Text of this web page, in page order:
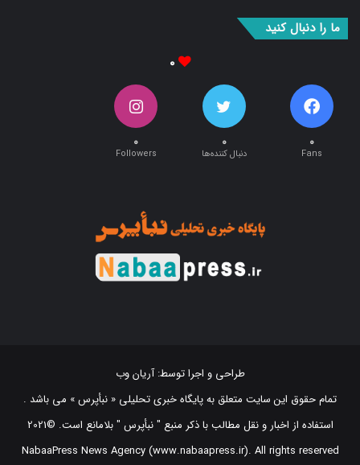
تمام حقوق این سایت متعلق به پایگاه خبری تحلیلی « نبأپرس » می باشد .
استفاده از اخبار و نقل مطالب با ذکر منبع "‌ نبأپرس " بلامانع است. ©2021
NabaaPress News Agency (www.nabaapress.ir). All rights reserved
طراحی و اجرا توسط آریان وب!